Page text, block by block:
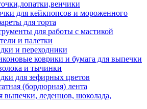
для кейкпопсов и мороженного
для торта
для работы с мастикой
и палетки
и переходники
коврики и бумага для выпечки
и тычинки
для зефирных цветов
(бордюрная) лента
леденцов, шоколада,